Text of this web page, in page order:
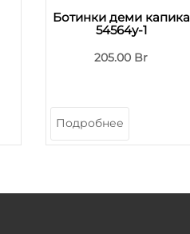
Ботинки деми капика
54564у-1
205.00 Br
Подробнее